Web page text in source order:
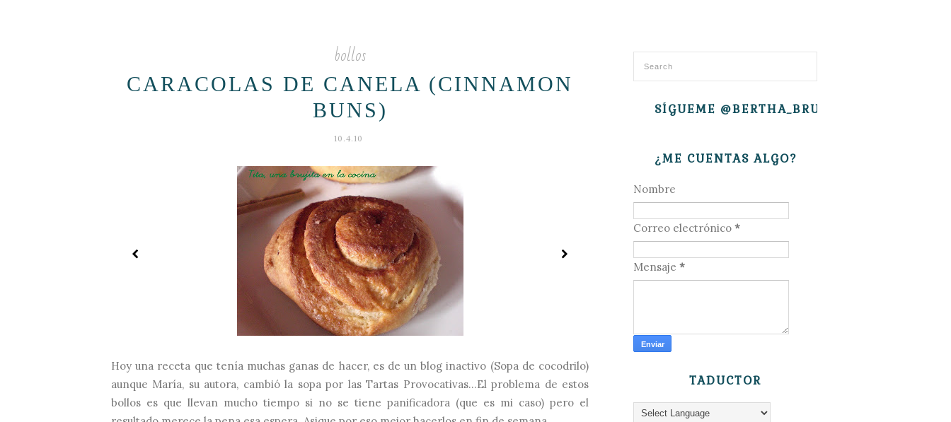
bollos
CARACOLAS DE CANELA (CINNAMON
BUNS)
10.4.10
Hoy una receta que tenía muchas ganas de hacer, es de un blog inactivo (Sopa de cocodrilo)
aunque María, su autora, cambió la sopa por las Tartas Provocativas...El problema de estos
bollos es que llevan mucho tiempo si no se tiene panificadora (que es mi caso) pero el
SÍGUEME @BERTHA_BRUJITA
¿ME CUENTAS ALGO?
Nombre
Correo electrónico *
Mensaje *
TADUCTOR